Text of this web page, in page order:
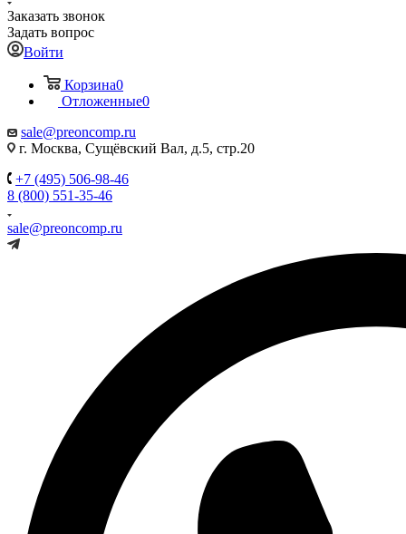
Заказать звонок
Задать вопрос
Войти
Корзина0
Отложенные0
sale@preoncomp.ru
г. Москва, Сущёвский Вал, д.5, стр.20
+7 (495) 506-98-46
8 (800) 551-35-46
sale@preoncomp.ru